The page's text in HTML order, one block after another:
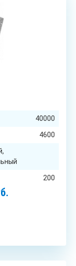
40000
4600
200